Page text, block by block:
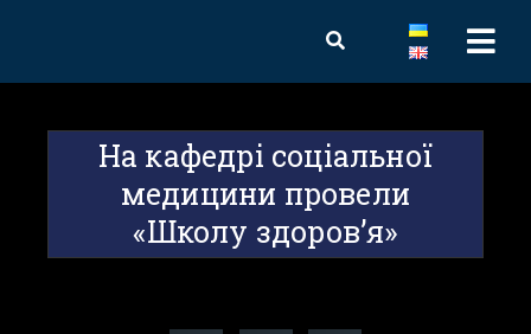
На кафедрі соціальної
медицини провели
«Школу здоров’я»